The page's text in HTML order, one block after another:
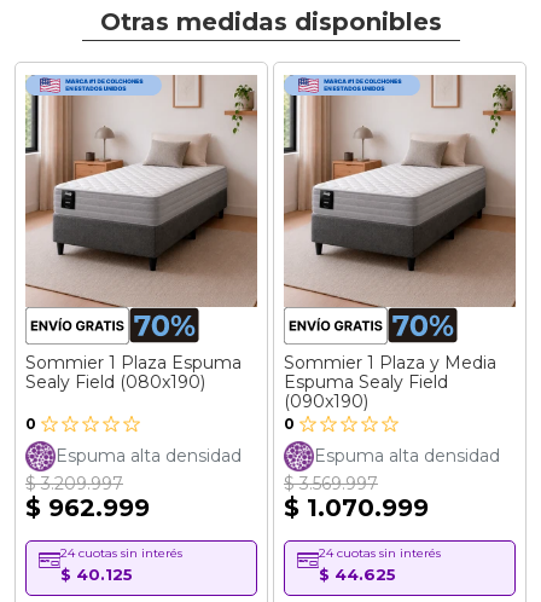
Otras medidas disponibles
Sommier 1 Plaza Espuma
Sealy Field (080x190)
0
Espuma alta densidad
$ 3.209.997
$ 962.999
24 cuotas sin interés
$ 40.125
Sommier 1 Plaza y Media
Espuma Sealy Field
(090x190)
0
Espuma alta densidad
$ 3.569.997
$ 1.070.999
24 cuotas sin interés
$ 44.625